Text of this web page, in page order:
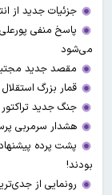
جزئیات جدید از
پاسخ منفی
می‌شود
مقصد جدید
قمار بزرگ
جنگ جدید
هشدار سرمربی
پشت پرده
بودند!
رونمایی از